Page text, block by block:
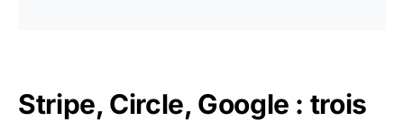
Stripe, Circle, Google : trois